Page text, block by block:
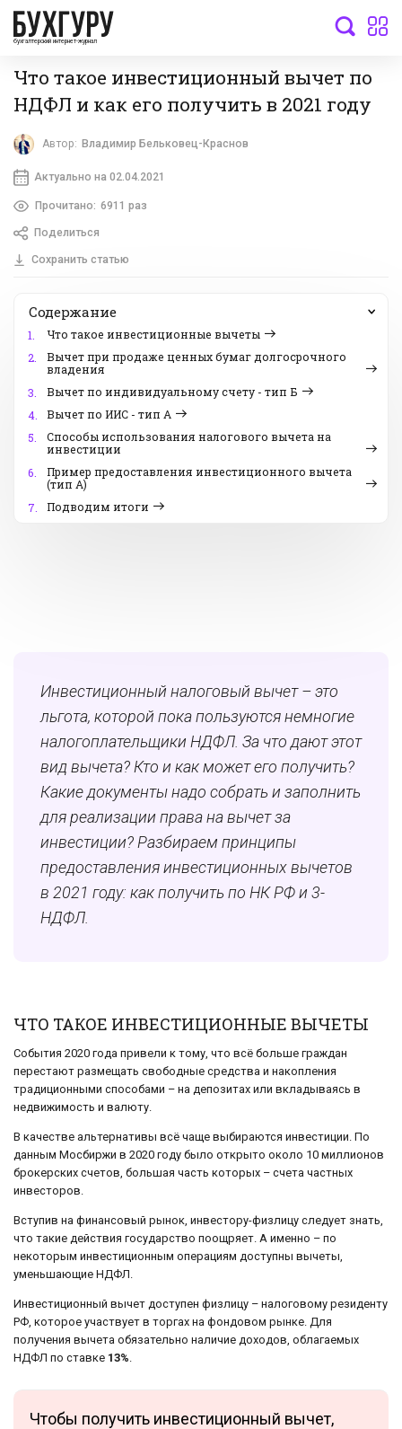
бухгалтерский интернет-журнал
Что такое инвестиционный вычет по
НДФЛ и как его получить в 2021 году
Автор: Владимир Бельковец-Краснов
Актуально на 02.04.2021
Прочитано: 6911 раз
Поделиться
Сохранить статью
Содержание
1.
Что такое инвестиционные вычеты
2.
Вычет при продаже ценных бумаг долгосрочного
владения
3.
Вычет по индивидуальному счету - тип Б
4.
Вычет по ИИС - тип А
5.
Способы использования налогового вычета на
инвестиции
6.
Пример предоставления инвестиционного вычета
(тип А)
7.
Подводим итоги
Инвестиционный налоговый вычет – это
льгота, которой пока пользуются немногие
налогоплательщики НДФЛ. За что дают этот
вид вычета? Кто и как может его получить?
Какие документы надо собрать и заполнить
для реализации права на вычет за
инвестиции? Разбираем принципы
предоставления инвестиционных вычетов
в 2021 году: как получить по НК РФ и 3-
НДФЛ.
ЧТО ТАКОЕ ИНВЕСТИЦИОННЫЕ ВЫЧЕТЫ
События 2020 года привели к тому, что всё больше граждан
перестают размещать свободные средства и накопления
традиционными способами – на депозитах или вкладываясь в
недвижимость и валюту.
В качестве альтернативы всё чаще выбираются инвестиции. По
данным Мосбиржи в 2020 году было открыто около 10 миллионов
брокерских счетов, большая часть которых – счета частных
инвесторов.
Вступив на финансовый рынок, инвестору-физлицу следует знать,
что такие действия государство поощряет. А именно – по
некоторым инвестиционным операциям доступны вычеты,
уменьшающие НДФЛ.
Инвестиционный вычет доступен физлицу – налоговому резиденту
РФ, которое участвует в торгах на фондовом рынке. Для
получения вычета обязательно наличие доходов, облагаемых
НДФЛ по ставке 13%
Чтобы получить инвестиционный вычет,